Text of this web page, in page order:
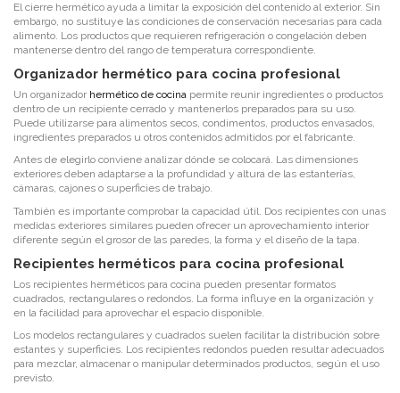
El cierre hermético ayuda a limitar la exposición del contenido al exterior. Sin
embargo, no sustituye las condiciones de conservación necesarias para cada
alimento. Los productos que requieren refrigeración o congelación deben
mantenerse dentro del rango de temperatura correspondiente.
Organizador hermético para cocina profesional
Un organizador hermético de cocina permite reunir ingredientes o productos
dentro de un recipiente cerrado y mantenerlos preparados para su uso.
Puede utilizarse para alimentos secos, condimentos, productos envasados,
ingredientes preparados u otros contenidos admitidos por el fabricante.
Antes de elegirlo conviene analizar dónde se colocará. Las dimensiones
exteriores deben adaptarse a la profundidad y altura de las estanterías,
cámaras, cajones o superficies de trabajo.
También es importante comprobar la capacidad útil. Dos recipientes con unas
medidas exteriores similares pueden ofrecer un aprovechamiento interior
diferente según el grosor de las paredes, la forma y el diseño de la tapa.
Recipientes herméticos para cocina profesional
Los recipientes herméticos para cocina pueden presentar formatos
cuadrados, rectangulares o redondos. La forma influye en la organización y
en la facilidad para aprovechar el espacio disponible.
Los modelos rectangulares y cuadrados suelen facilitar la distribución sobre
estantes y superficies. Los recipientes redondos pueden resultar adecuados
para mezclar, almacenar o manipular determinados productos, según el uso
previsto.